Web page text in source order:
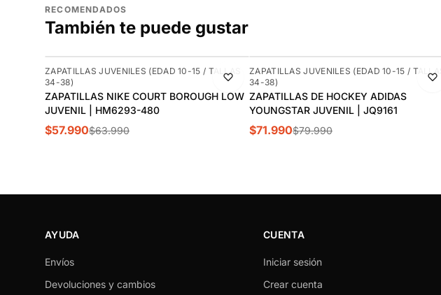
RECOMENDADOS
También te puede gustar
-9%
ZAPATILLAS JUVENILES (EDAD 10-15 / TALLAS
34-38)
ZAPATILLAS NIKE COURT BOROUGH LOW
JUVENIL | HM6293-480
$57.990$63.990
-10%
ZAPATILLAS JUVENILES (EDAD 10-15 / TALLAS
34-38)
ZAPATILLAS DE HOCKEY ADIDAS
YOUNGSTAR JUVENIL | JQ9161
$71.990$79.990
AYUDA
Envíos
Devoluciones y cambios
CUENTA
Iniciar sesión
Crear cuenta